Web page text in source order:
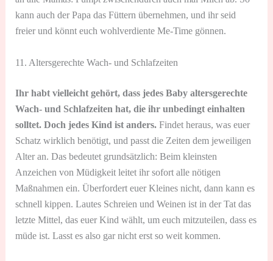
kann auch der Papa das Füttern übernehmen, und ihr seid
freier und könnt euch wohlverdiente Me-Time gönnen.
11. Altersgerechte Wach- und Schlafzeiten
Ihr habt vielleicht gehört, dass jedes Baby altersgerechte
Wach- und Schlafzeiten hat, die ihr unbedingt einhalten
solltet. Doch jedes Kind ist anders.Findet heraus, was euer
Schatz wirklich benötigt, und passt die Zeiten dem jeweiligen
Alter an. Das bedeutet grundsätzlich: Beim kleinsten
Anzeichen von Müdigkeit leitet ihr sofort alle nötigen
Maßnahmen ein. Überfordert euer Kleines nicht, dann kann es
schnell kippen. Lautes Schreien und Weinen ist in der Tat das
letzte Mittel, das euer Kind wählt, um euch mitzuteilen, dass es
müde ist. Lasst es also gar nicht erst so weit kommen.